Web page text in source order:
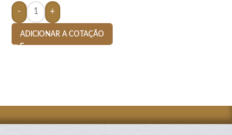
- +
ADICIONAR A COTAÇÃO